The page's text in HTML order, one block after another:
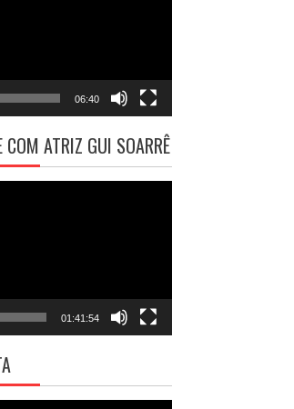
06:40
COM ATRIZ GUI SOARRÊ
01:41:54